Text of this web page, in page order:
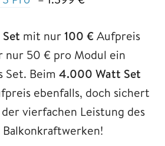
mit nur100 €Aufpreis
nur 50 € pro Modul ein
Set. Beim 4.000 Watt Set
ebenfalls, doch sichert
vierfachen Leistung des